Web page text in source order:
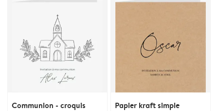
Communion - croquis Papier kraft simple